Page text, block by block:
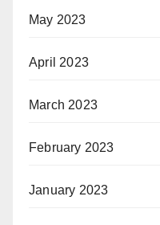
May 2023
April 2023
March 2023
February 2023
January 2023